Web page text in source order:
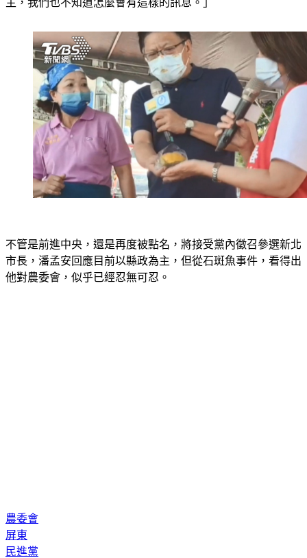
不管是前進中央，還是再度被點名，將接受黨內徵召參選新北
市長，潘孟安回應目前以縣政為主，但從石斑魚事件，看得出
他對農委會，似乎已經忍無可忍。
農委會
屏東
民進黨